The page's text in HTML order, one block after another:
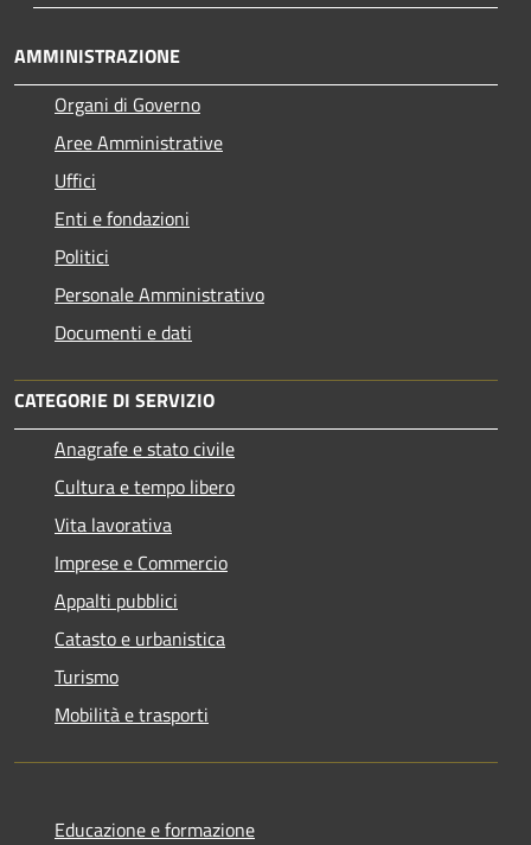
AMMINISTRAZIONE
Organi di Governo
Aree Amministrative
Uffici
Enti e fondazioni
Politici
Personale Amministrativo
Documenti e dati
CATEGORIE DI SERVIZIO
Anagrafe e stato civile
Cultura e tempo libero
Vita lavorativa
Imprese e Commercio
Appalti pubblici
Catasto e urbanistica
Turismo
Mobilità e trasporti
Educazione e formazione